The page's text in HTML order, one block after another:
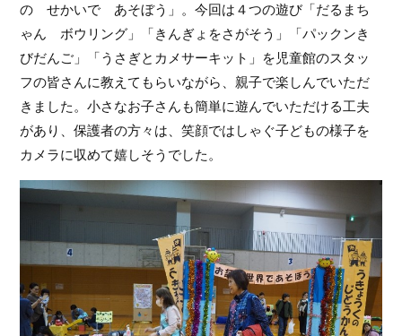
の　せかいで　あそぼう」。今回は４つの遊び「だるまち
ゃん　ボウリング」「きんぎょをさがそう」「パックンき
びだんご」「うさぎとカメサーキット」を児童館のスタッ
フの皆さんに教えてもらいながら、親子で楽しんでいただ
きました。小さなお子さんも簡単に遊んでいただける工夫
があり、保護者の方々は、笑顔ではしゃぐ子どもの様子を
カメラに収めて嬉しそうでした。